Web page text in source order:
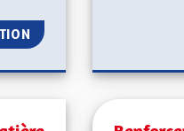
DAVANTAGE DE PISTES